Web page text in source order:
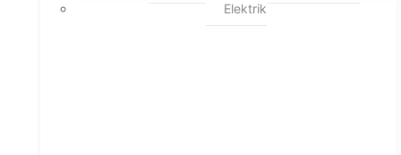
Elektrik